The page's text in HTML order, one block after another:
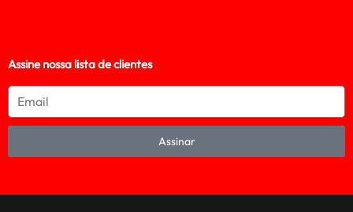
Assine nossa lista de clientes
Assinar